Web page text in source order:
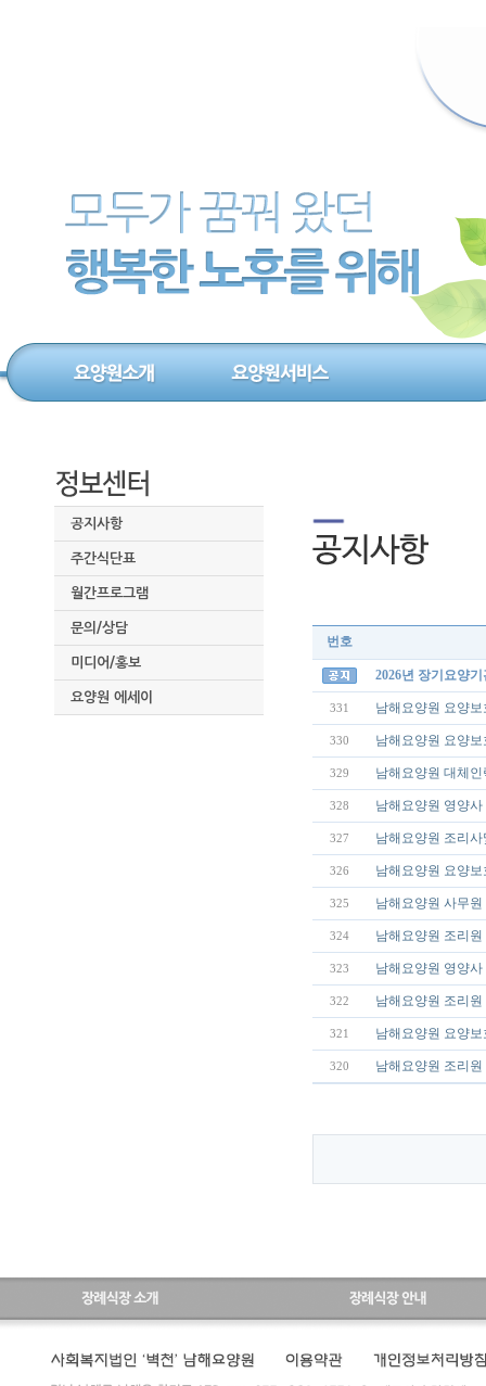
공지사항
주간식단표
월간프로그램
문의/상담
미디어/홍보
요양원 에세이
번호
2026년 장기요양
331 남해요양원 요양
330 남해요양원 요양
329 남해요양원 대체
328 남해요양원 영양
327 남해요양원 조리
326 남해요양원 요양
325 남해요양원 사무
324 남해요양원 조리
323 남해요양원 영양
322 남해요양원 조리
321 남해요양원 요양
320 남해요양원 조리